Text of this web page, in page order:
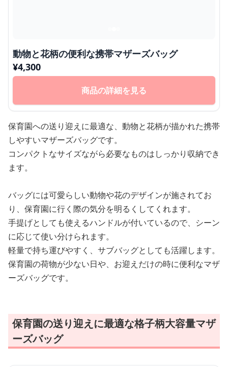
動物と花柄の便利な携帯マザーズバッグ
¥4,300
商品の詳細を見る
保育園への送り迎えに最適な、動物と花柄が描かれた携帯
しやすいマザーズバッグです。
コンパクトなサイズながら必要なものはしっかり収納でき
ます。
バッグには可愛らしい動物や花のデザインが施されてお
り、保育園に行く際の気分を明るくしてくれます。
手提げとしても使えるハンドルが付いているので、シーン
に応じて使い分けられます。
軽量で持ち運びやすく、サブバッグとしても活躍します。
保育園の荷物が少ない日や、お迎えだけの時に便利なマザ
ーズバッグです。
保育園の送り迎えに最適な格子柄大容量マザ
ーズバッグ